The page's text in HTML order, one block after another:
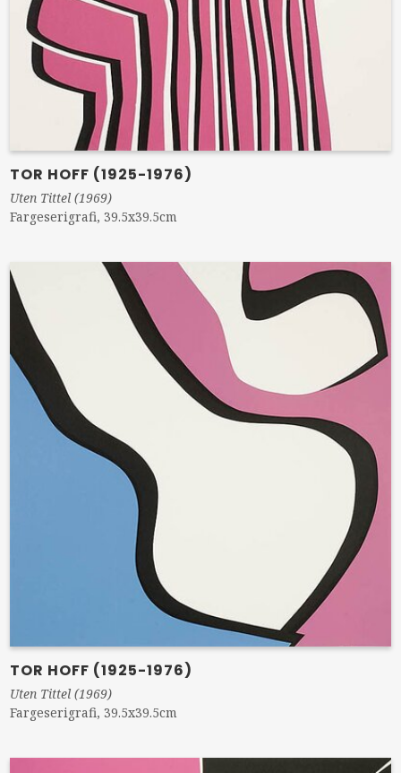
TOR HOFF (1925-1976)
Uten Tittel (1969)
Fargeserigrafi, 39.5x39.5cm
TOR HOFF (1925-1976)
Uten Tittel (1969)
Fargeserigrafi, 39.5x39.5cm